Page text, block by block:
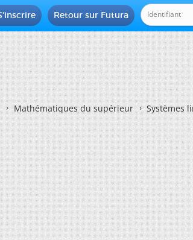
Retour sur Futura
Mathématiques du supérieur Systèmes